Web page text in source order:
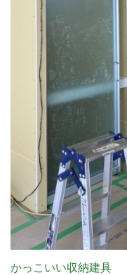
かっこいい収納建具